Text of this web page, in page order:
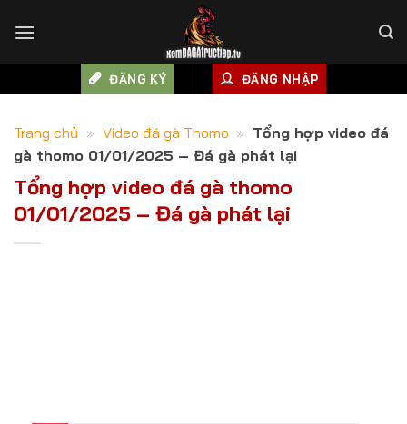
ĐĂNG KÝ ĐĂNG NHẬP
Trang chủ » Video đá gà Thomo » Tổng hợp video đá
gà thomo 01/01/2025 – Đá gà phát lại
Tổng hợp video đá gà thomo
01/01/2025 – Đá gà phát lại